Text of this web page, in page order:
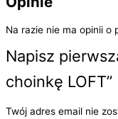
Na razie nie ma opinii o
Napisz
choinkę LOFT”
Twój adres email nie